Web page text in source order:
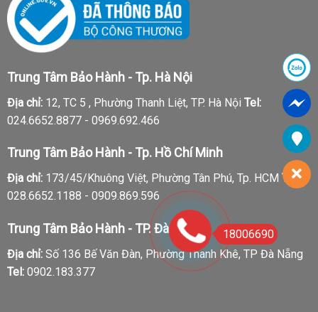
Trung Tâm Bảo Hành - Tp. Hà Nội
Địa chỉ:12, TC 5 , Phường Thanh Liệt, TP. Hà Nội Tel:
024.6652.8877 - 0969.692.466
Trung Tâm Bảo Hành - Tp. Hồ Chí Minh
Địa chỉ:173/45/Khuông Việt, Phường Tân Phú, Tp. HCM Tel:
028.6652.1188 - 0909.869.596
Trung Tâm Bảo Hành - TP. Đà Nẵng
Địa chỉ:Số 136 Bế Văn Đàn, Phường Thanh Khê, TP Đà Nẵng
Tel:0902.183.377
18006690